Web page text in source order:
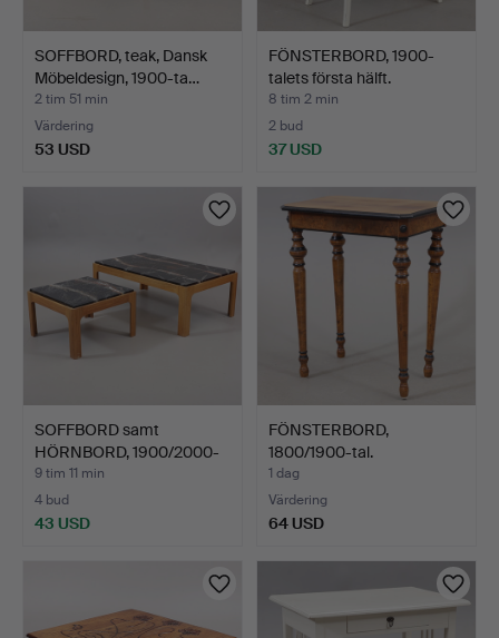
SOFFBORD, teak, Dansk
Möbeldesign, 1900-ta…
2 tim 51 min
Värdering
53 USD
FÖNSTERBORD, 1900-
talets första hälft.
8 tim 2 min
2 bud
37 USD
SOFFBORD samt
HÖRNBORD, 1900/2000-
tal.
9 tim 11 min
4 bud
43 USD
FÖNSTERBORD,
1800/1900-tal.
1 dag
Värdering
64 USD